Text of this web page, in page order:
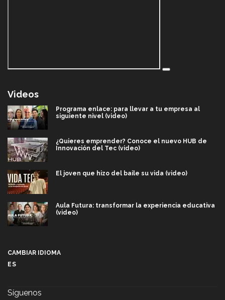
Videos
Programa enlace: para llevar a tu empresa al
siguiente nivel (video)
¿Quieres emprender? Conoce el nuevo HUB de
Innovación del Tec (video)
El joven que hizo del baile su vida (video)
Aula Futura: transformar la experiencia educativa
(video)
CAMBIAR IDIOMA
ES
Síguenos